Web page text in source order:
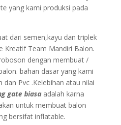
yang kami produksi pada
dari semen,kayu dan triplek
Kreatif Team Mandiri Balon.
dengan membuat /
bahan dasar yang kami
dan Pvc .Kelebihan atau nilai
gate biasa adalah karna
untuk membuat balon
bersifat inflatable.